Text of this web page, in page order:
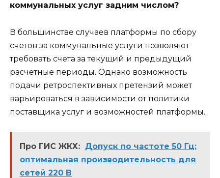
коммунальных услуг задним числом?
В большинстве случаев платформы по сбору
счетов за коммунальные услуги позволяют
требовать счета за текущий и предыдущий
расчетные периоды. Однако возможность
подачи ретроспективных претензий может
варьироваться в зависимости от политики
поставщика услуг и возможностей платформы.
Про ГИС ЖКХ: Допуск по частоте 50 Гц:
оптимальная производительность для
сетей 220 В